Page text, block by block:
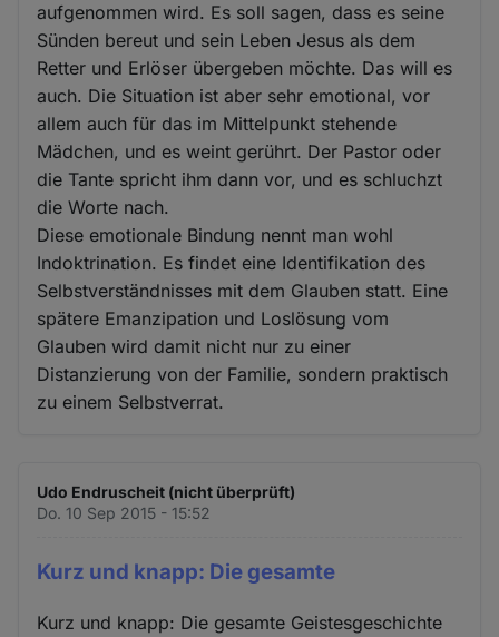
aufgenommen wird. Es soll sagen, dass es seine
Sünden bereut und sein Leben Jesus als dem
Retter und Erlöser übergeben möchte. Das will es
auch. Die Situation ist aber sehr emotional, vor
allem auch für das im Mittelpunkt stehende
Mädchen, und es weint gerührt. Der Pastor oder
die Tante spricht ihm dann vor, und es schluchzt
die Worte nach.
Diese emotionale Bindung nennt man wohl
Indoktrination. Es findet eine Identifikation des
Selbstverständnisses mit dem Glauben statt. Eine
spätere Emanzipation und Loslösung vom
Glauben wird damit nicht nur zu einer
Distanzierung von der Familie, sondern praktisch
zu einem Selbstverrat.
Udo Endruscheit (nicht überprüft)
Do. 10 Sep 2015 - 15:52
Kurz und knapp: Die gesamte
Kurz und knapp: Die gesamte Geistesgeschichte